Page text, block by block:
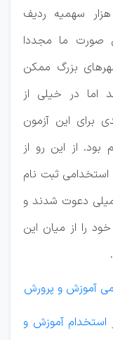
از هزار سهمیه ردیف
صورت ما مجددا
بزرگ ممکن
اما در خیلی از
برای این آزمون
از این رو از
استخدامی ثبت نام
ارزیابی تکمیلی دعوت شدند و
را از میان این
آموزش و پرورش
آموزش و